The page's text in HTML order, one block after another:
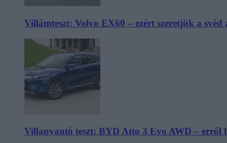
Villámteszt: Volvo EX60 – ezért szeretjük a svéd
Villanyautó teszt: BYD Atto 3 Evo AWD – erről